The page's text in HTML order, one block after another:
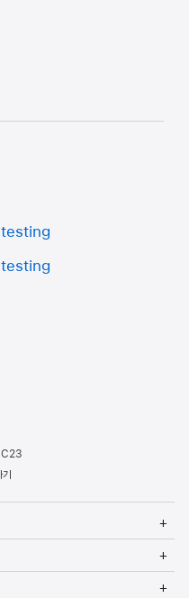
testing
testing